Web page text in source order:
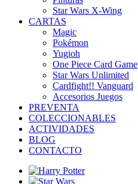
Star Wars X-Wing
CARTAS
Magic
Pokémon
Yugioh
One Piece Card Game
Star Wars Unlimited
Cardfight!! Vanguard
Accesorios Juegos
PREVENTA
COLECCIONABLES
ACTIVIDADES
BLOG
CONTACTO